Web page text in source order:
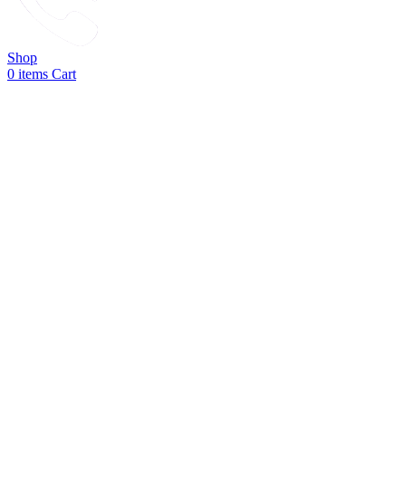
Shop
0 items Cart